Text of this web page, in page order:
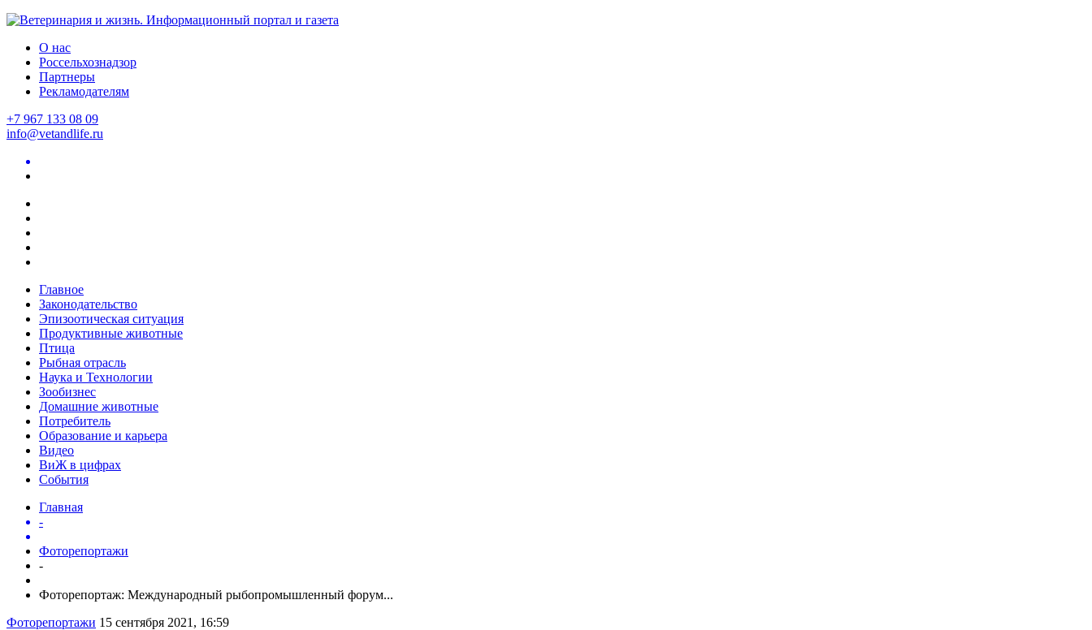
О нас
Россельхознадзор
Партнеры
Рекламодателям
+7 967 133 08 09
info@vetandlife.ru
Главное
Законодательство
Эпизоотическая ситуация
Продуктивные животные
Птица
Рыбная отрасль
Наука и Технологии
Зообизнес
Домашние животные
Потребитель
Образование и карьера
Видео
ВиЖ в цифрах
События
Главная
-
Фоторепортажи
-
Фоторепортаж: Международный рыбопромышленный форум...
Фоторепортажи 15 сентября 2021, 16:59